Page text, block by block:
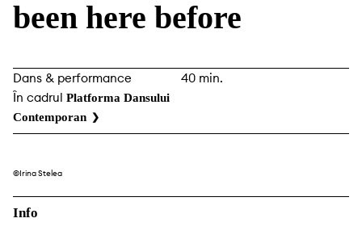
been here before
Dans & performance
În cadrul Platforma Dansului
Contemporan
40 min.
©Irina Stelea
Info